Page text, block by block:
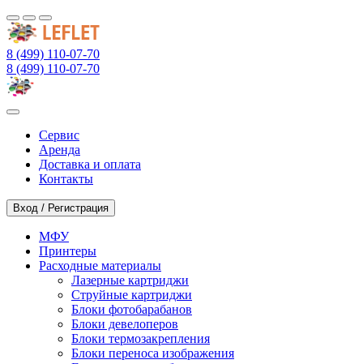
8 (499) 110-07-70
8 (499) 110-07-70
Сервис
Аренда
Доставка и оплата
Контакты
Вход / Регистрация
МФУ
Принтеры
Расходные материалы
Лазерные картриджи
Струйные картриджи
Блоки фотобарабанов
Блоки девелоперов
Блоки термозакрепления
Блоки переноса изображения